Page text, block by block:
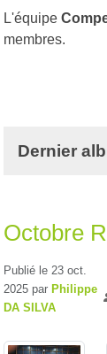
L'équipe
membres.
Dernier
Octobre
Publié le 23 oct.
2025 par Philippe
DA SILVA